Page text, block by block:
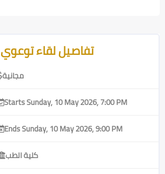
تفاصيل لقاء توعوي
مجانية
Starts Sunday, 10 May 2026, 7:00 PM
Ends Sunday, 10 May 2026, 9:00 PM
كلية الطب